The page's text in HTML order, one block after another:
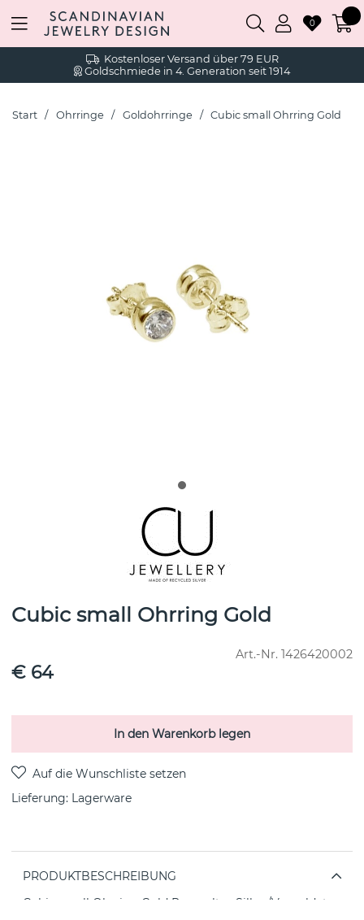
Kostenloser Versand über 79 EUR
Goldschmiede in 4. Generation seit 1914
0
Start Ohrringe Goldohrringe Cubic small Ohrring Gold
Cubic small Ohrring Gold
Art.-Nr. 1426420002
€ 64
In den Warenkorb legen
Lieferung: Lagerware
PRODUKTBESCHREIBUNG
Cubic small Ohrring Gold Recyceltes Silber/Vergoldet